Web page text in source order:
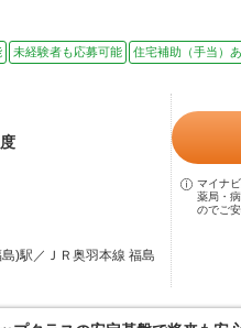
未経験者も応募可能 住宅補助（手当）
)駅／ＪＲ奥羽本線 福島
マイナ
薬局・
のでご